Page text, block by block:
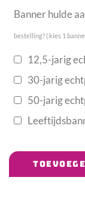
Banner hulde
bestelling? ( kies 1
12,5-jarig
30-jarig
50-jarig